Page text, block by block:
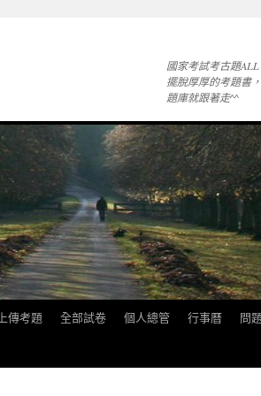
國家考試考古題
擺脫厚厚的考題書
題庫就跟著走^^
上傳考題 全部試卷 個人總管 行事曆
問